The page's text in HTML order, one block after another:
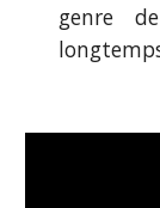
genre